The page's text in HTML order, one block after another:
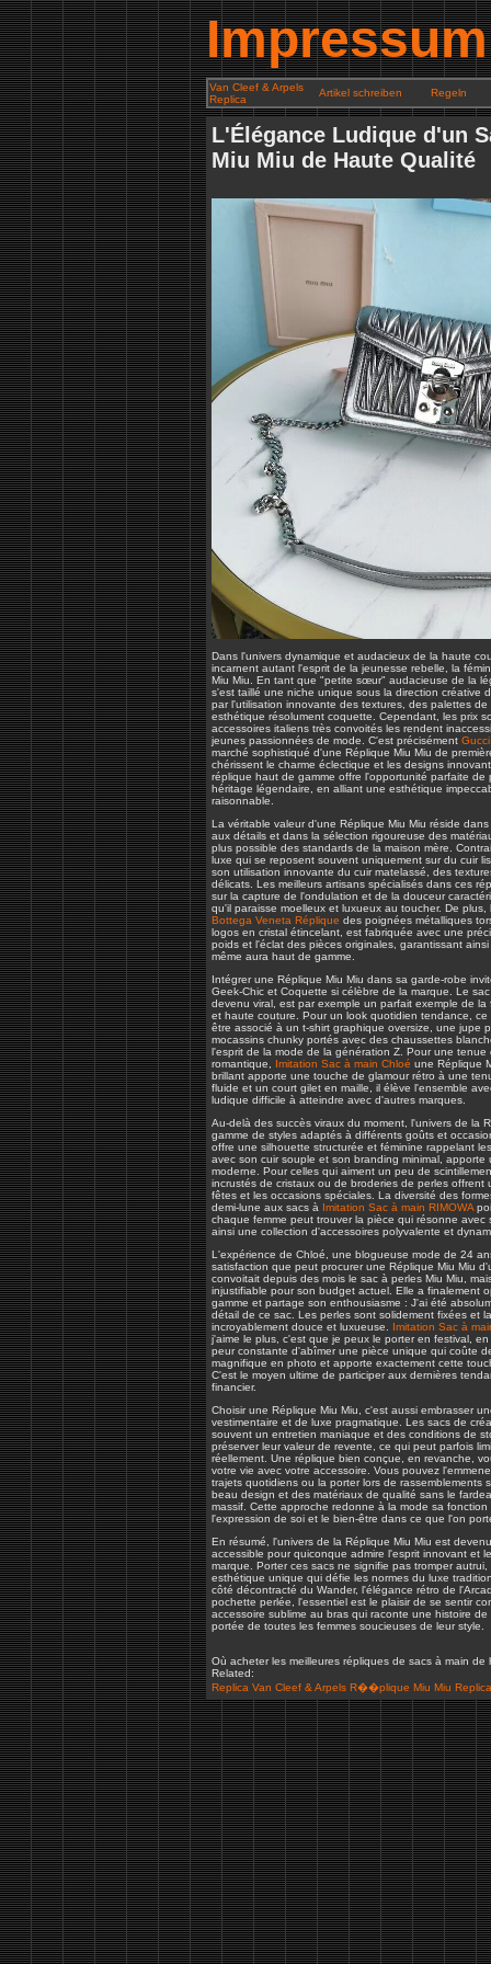
Impressum
Van Cleef & Arpels
Replica
Artikel schreiben Regeln
L'Élégance Ludique d'un
Miu Miu de Haute Qualité
Dans l'univers dynamique et audacieux de la haute
incarnent autant l'esprit de la jeunesse rebelle, la
Miu Miu. En tant que "petite sœur" audacieuse de la
s'est taillé une niche unique sous la direction créative
par l'utilisation innovante des textures, des palettes
esthétique résolument coquette. Cependant, les prix
accessoires italiens très convoités les rendent
jeunes passionnées de mode. C'est précisément
marché sophistiqué d'une Réplique Miu Miu de
chérissent le charme éclectique et les designs
réplique haut de gamme offre l'opportunité parfaite de
héritage légendaire, en alliant une esthétique
raisonnable.
La véritable valeur d'une Réplique Miu Miu réside
aux détails et dans la sélection rigoureuse des
plus possible des standards de la maison mère.
luxe qui se reposent souvent uniquement sur du cuir
son utilisation innovante du cuir matelassé, des
délicats. Les meilleurs artisans spécialisés dans ces
sur la capture de l'ondulation et de la douceur
qu'il paraisse moelleux et luxueux au toucher. De plus,
Bottega Veneta Réplique des poignées métalliques
logos en cristal étincelant, est fabriquée avec une
poids et l'éclat des pièces originales, garantissant
même aura haut de gamme.
Intégrer une Réplique Miu Miu dans sa garde-robe
Geek-Chic et Coquette si célèbre de la marque. Le
devenu viral, est par exemple un parfait exemple de
et haute couture. Pour un look quotidien tendance,
être associé à un t-shirt graphique oversize, une jupe
mocassins chunky portés avec des chaussettes
l'esprit de la mode de la génération Z. Pour une
romantique,
Imitation Sac à main Chloé une Réplique
brillant apporte une touche de glamour rétro à une
fluide et un court gilet en maille, il élève l'ensemble
ludique difficile à atteindre avec d'autres marques.
Au-delà des succès viraux du moment, l'univers de la
gamme de styles adaptés à différents goûts et
offre une silhouette structurée et féminine rappelant
avec son cuir souple et son branding minimal,
moderne. Pour celles qui aiment un peu de
incrustés de cristaux ou de broderies de perles
fêtes et les occasions spéciales. La diversité des
demi-lune aux sacs à Imitation Sac à main RIMOWA
chaque femme peut trouver la pièce qui résonne avec
ainsi une collection d'accessoires polyvalente et
L'expérience de Chloé, une blogueuse mode de 24
satisfaction que peut procurer une Réplique Miu Miu
convoitait depuis des mois le sac à perles Miu Miu,
injustifiable pour son budget actuel. Elle a finalement
gamme et partage son enthousiasme : J'ai été
détail de ce sac. Les perles sont solidement fixées et
incroyablement douce et luxueuse.
Imitation Sac à
j'aime le plus, c'est que je peux le porter en festival,
peur constante d'abîmer une pièce unique qui coûte
magnifique en photo et apporte exactement cette
C'est le moyen ultime de participer aux dernières
financier.
Choisir une Réplique Miu Miu, c'est aussi embrasser
vestimentaire et de luxe pragmatique. Les sacs de
souvent un entretien maniaque et des conditions de
préserver leur valeur de revente, ce qui peut parfois
réellement. Une réplique bien conçue, en revanche,
votre vie avec votre accessoire. Vous pouvez
trajets quotidiens ou la porter lors de rassemblements
beau design et des matériaux de qualité sans le
massif. Cette approche redonne à la mode sa fonction
l'expression de soi et le bien-être dans ce que l'on
En résumé, l'univers de la Réplique Miu Miu est
accessible pour quiconque admire l'esprit innovant et
marque. Porter ces sacs ne signifie pas tromper
esthétique unique qui défie les normes du luxe
côté décontracté du Wander, l'élégance rétro de
pochette perlée, l'essentiel est le plaisir de se sentir
accessoire sublime au bras qui raconte une histoire
portée de toutes les femmes soucieuses de leur style.
Où acheter les meilleures répliques de sacs à main de
Related:
Replica Van Cleef & Arpels R��plique Miu Miu